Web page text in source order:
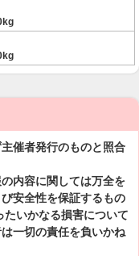
催者発行のものと照合
内容に関しては万全を
安全性を保証するもの
いかなる損害について
一切の責任を負いかね